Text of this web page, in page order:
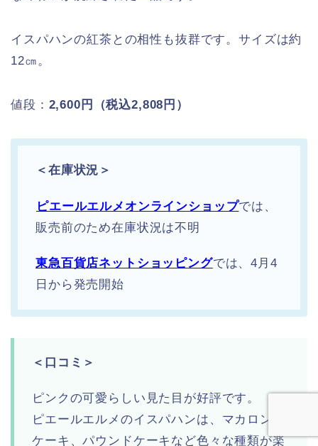
イスパハンの紅茶との相性も抜群です。サイズは約
12㎝。
値段： 2,600円（税込2,808円）
＜在庫状況＞
ピエールエルメオンラインショップでは、
販売前のため在庫状況は不明
東急百貨店ネットショッピングでは、4月4
日から発売開始
＜口コミ＞
ピンクの可愛らしい見た目が好評です。
ピエールエルメのイスパハンは、マカロンや
ケーキ、パウンドケーキなど色々な種類が楽